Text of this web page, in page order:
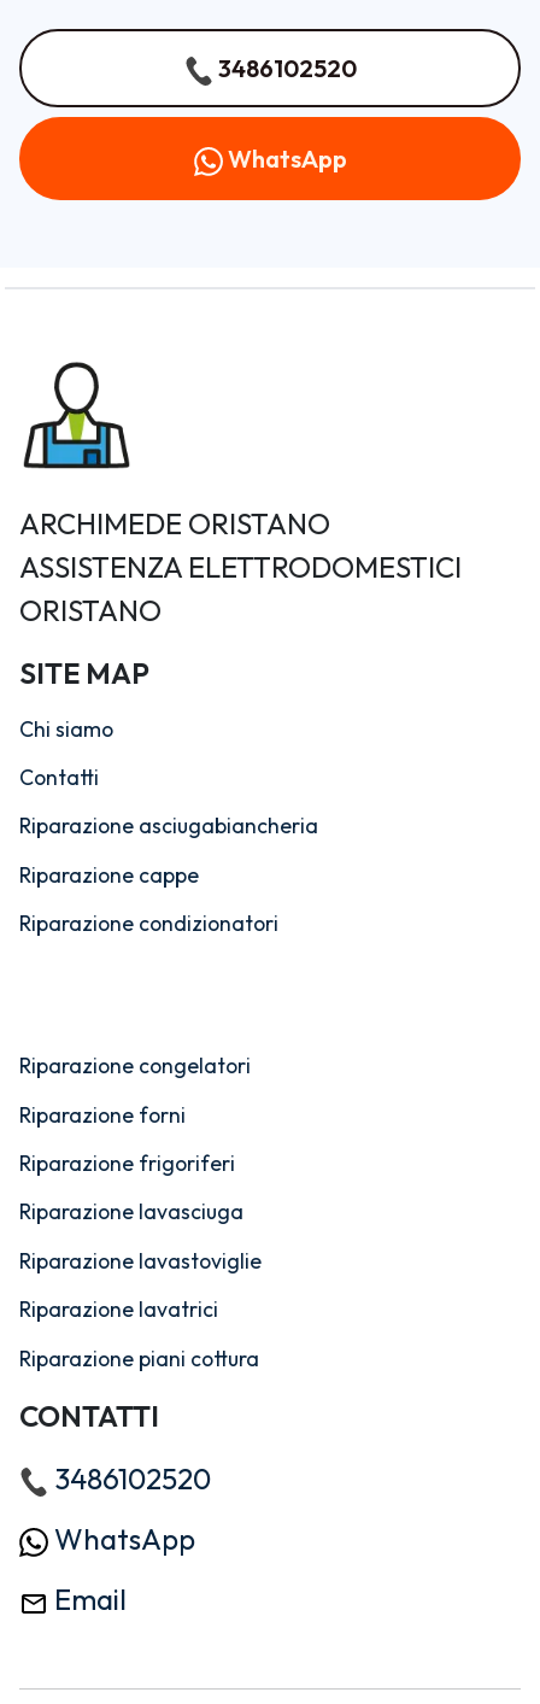
3486102520
WhatsApp
ARCHIMEDE ORISTANO
ASSISTENZA ELETTRODOMESTICI
ORISTANO
SITE MAP
Chi siamo
Contatti
Riparazione asciugabiancheria
Riparazione cappe
Riparazione condizionatori
Riparazione congelatori
Riparazione forni
Riparazione frigoriferi
Riparazione lavasciuga
Riparazione lavastoviglie
Riparazione lavatrici
Riparazione piani cottura
CONTATTI
3486102520
WhatsApp
Email